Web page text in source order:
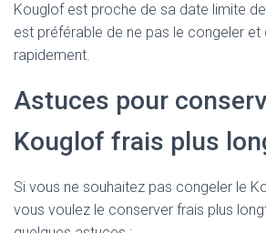
Kouglof est proche de sa date limite
est préférable de ne pas le congeler
rapidement.
Astuces pour
Kouglof frais plus
Si vous ne souhaitez pas congeler le
vous voulez le conserver frais plus